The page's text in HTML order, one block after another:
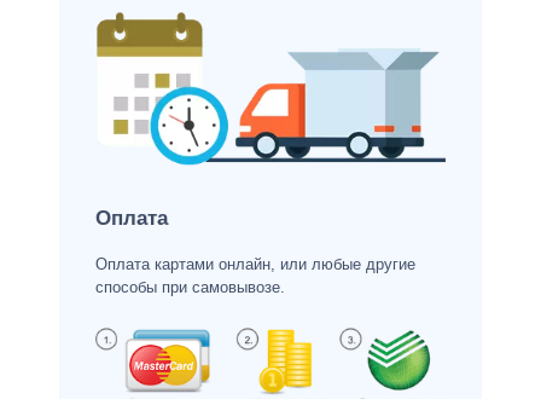
Оплата
Оплата картами онлайн, или любые другие
способы при самовывозе.